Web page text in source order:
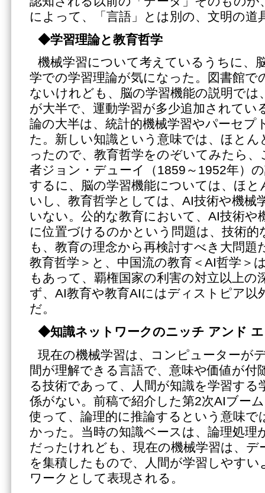
によって、「言語」とは別の、文明の道
◆学習理論と教育哲学
機械学習について考えているうちに、
学での学習理論が気になった。図書館で
ないけれども、脳の学習機能の説明では
が大半で、運動学習が多少追加されてい
論の大半は、統計的機械学習やパーセプ
た。新しい知識という意味では、ほと
ったので、教育哲学をのぞいてみたら
者ジョン・デューイ（1859～1952年）
するに、脳の学習機能については、ほ
いし、教育哲学としては、AI技術や機械
いない。公的な教育において、AI技術や
に位置づけるのかという問題は、技術的
も、教育の理念から再検討すべき大問題
教育哲学＞と、中国流の教育＜AI哲学＞
もあって、覇権国家の利害の対立以上の
ず、AI教育や教育AIにはディストピア以
だ。
◆知識ネットワークのニッチ アンド
現在の機械学習は、コンピューターが
間が理解できる言語で、意味や価値が付
る技術であって、人間が知識を学習する
係がない。前稿で紹介した第2次AIブー
使って、論理的に推論するという意味で
かった。当時の知識ベースは、論理処理
だったけれども、現在の機械学習は、デ
を集積したもので、人間が学習しやす
ワークとして表現される。